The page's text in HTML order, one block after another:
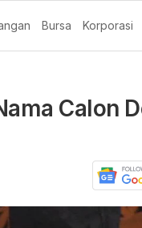
Bursa Korporasi
Calon